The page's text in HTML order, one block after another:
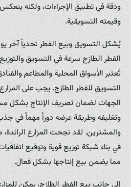
ودقة في تطبيق الإجراءات، ولكنه
وقيمته التسويقية.
يُشكل التسويق وبيع الفطر تحدياً آخر
الفطر الطازج سرعة في التسويق
تُعتبر الأسواق المحلية والمطاعم
التسويق للفطر الطازج. يجب على
الجهات لضمان تصريف الإنتاج بشكل
وتغليفه وطريقة عرضه دوراً مهماً في
والمشترين. لقد نجحت المزارع
في بناء شبكة توزيع قوية وتوقيع
مما يضمن بيع إنتاجها بشكل فعال.